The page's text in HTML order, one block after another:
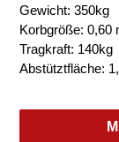
Gewicht: 350kg
Korbgröße: 0,60
Tragkraft: 140kg
Abstütztfläche: